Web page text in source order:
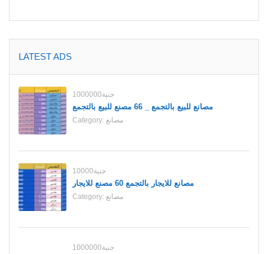
LATEST ADS
1000000جنية
مصانع للبيع بالتجمع _ 66 مصنع للبيع بالتجمع
Category: مصانع
10000جنية
مصانع للايجار بالتجمع 60 مصنع للايجار
Category: مصانع
1000000جنية